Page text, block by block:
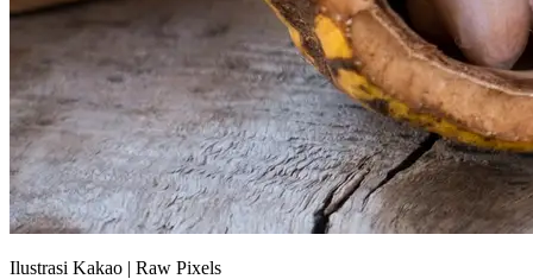
Ilustrasi Kakao | Raw Pixels